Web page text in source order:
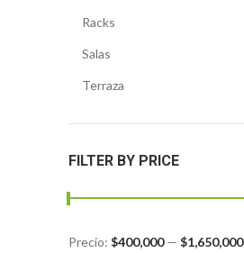
Racks
Salas
Terraza
FILTER BY PRICE
Precio: $400,000— $1,650,000